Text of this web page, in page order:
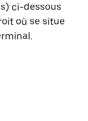
ci-dessous
où se situe